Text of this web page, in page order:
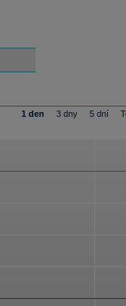
1 den 3 dny 5 dní